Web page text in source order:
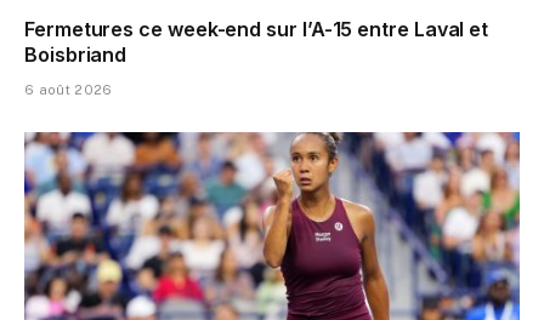
Fermetures ce week-end sur l’A-15 entre Laval et
Boisbriand
6 août 2026